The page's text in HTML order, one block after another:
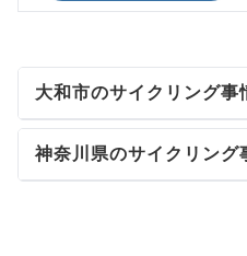
大和市のサイクリング事
神奈川県のサイクリング